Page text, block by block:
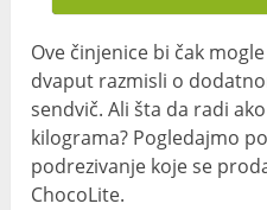
Ove činjenice bi čak
dvaput razmisli o
sendvič. Ali šta da radi
kilograma? Pogledajmo
podrezivanje koje se
ChocoLite.